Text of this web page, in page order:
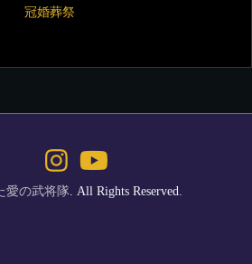
冠婚葬祭
愛の武将隊. All Rights Reserved.